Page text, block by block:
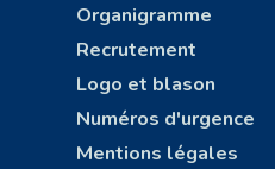
Organigramme
Recrutement
Logo et blason
Numéros d'urgence
Mentions légales